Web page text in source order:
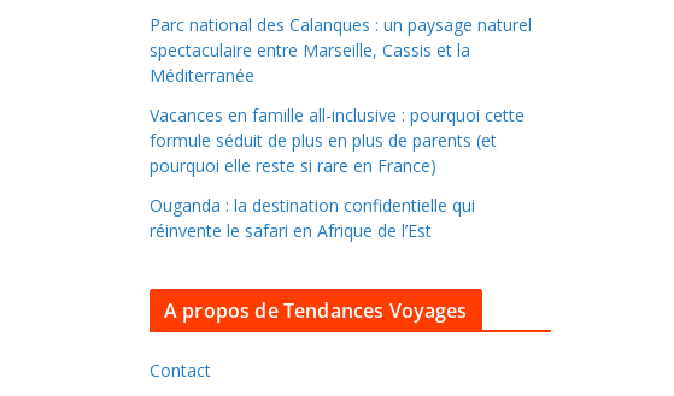
n
s
l
e
s
a
r
c
i
s
Parc national des Calanques : un paysage naturel
spectaculaire entre Marseille, Cassis et la
Méditerranée
Vacances en famille all-inclusive : pourquoi cette
formule séduit de plus en plus de parents (et
pourquoi elle reste si rare en France)
Ouganda : la destination confidentielle qui
réinvente le safari en Afrique de l’Est
A propos de Tendances Voyages
Contact